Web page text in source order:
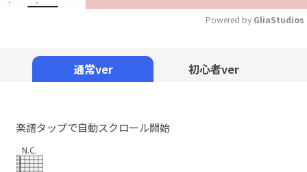
Powered by GliaStudios
通常ver 初心者ver
楽譜タップで自動スクロール開始
N.C.